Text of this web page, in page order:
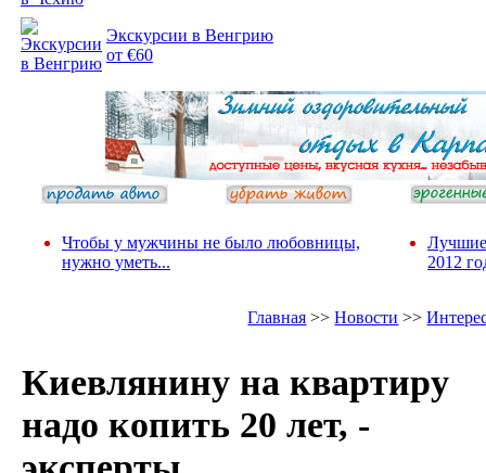
Экскурсии в Венгрию
от €60
Чтобы у мужчины не было любовницы,
нужно уметь...
Лучшие
2012
Главная >>Новости >>
Киевлянину на квартиру
надо копить 20 лет, -